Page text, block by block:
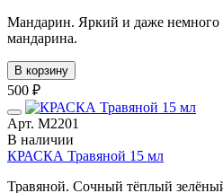
Мандарин. Яркий и даже немного
мандарина.
В корзину
500 ₽
Арт. М2201
В наличии
КРАСКА Травяной 15 мл
Травяной. Сочный тёплый